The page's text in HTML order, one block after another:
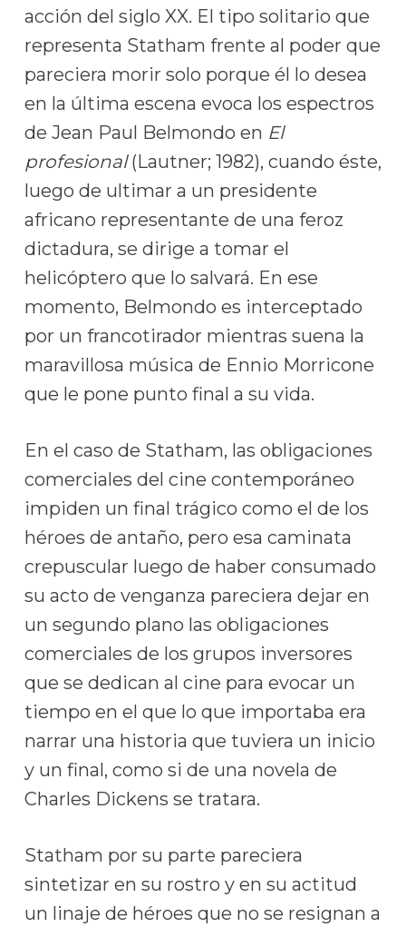
acción del siglo XX. El tipo solitario que
representa Statham frente al poder que
pareciera morir solo porque él lo desea
en la última escena evoca los espectros
de Jean Paul Belmondo en El
profesional(Lautner; 1982), cuando éste,
luego de ultimar a un presidente
africano representante de una feroz
dictadura, se dirige a tomar el
helicóptero que lo salvará. En ese
momento, Belmondo es interceptado
por un francotirador mientras suena la
maravillosa música de Ennio Morricone
que le pone punto final a su vida.
En el caso de Statham, las obligaciones
comerciales del cine contemporáneo
impiden un final trágico como el de los
héroes de antaño, pero esa caminata
crepuscular luego de haber consumado
su acto de venganza pareciera dejar en
un segundo plano las obligaciones
comerciales de los grupos inversores
que se dedican al cine para evocar un
tiempo en el que lo que importaba era
narrar una historia que tuviera un inicio
y un final, como si de una novela de
Charles Dickens se tratara.
Statham por su parte pareciera
sintetizar en su rostro y en su actitud
un linaje de héroes que no se resignan a